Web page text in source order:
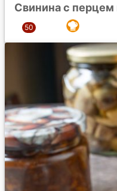
Свинина с